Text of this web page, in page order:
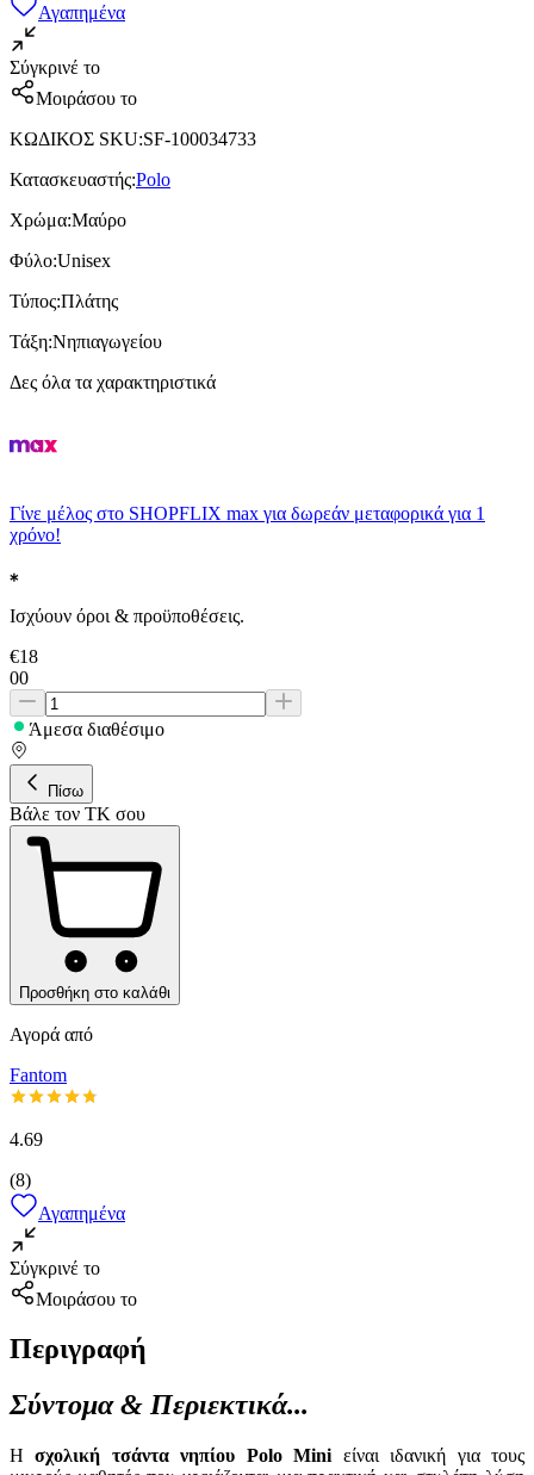
Αγαπημένα
Σύγκρινέ το
Μοιράσου το
ΚΩΔΙΚΟΣ SKU:SF-100034733
Κατασκευαστής:Polo
Χρώμα:Μαύρο
Φύλο:Unisex
Τύπος:Πλάτης
Τάξη:Νηπιαγωγείου
Δες όλα τα χαρακτηριστικά
Γίνε μέλος στο SHOPFLIX max για δωρεάν μεταφορικά για 1
χρόνο!
Ισχύουν όροι & προϋποθέσεις.
€18
00
Άμεσα διαθέσιμο
Πίσω
Βάλε τον ΤΚ σου
Προσθήκη στο καλάθι
Αγορά από
Fantom
4.69
(8)
Αγαπημένα
Σύγκρινέ το
Μοιράσου το
Περιγραφή
Σύντομα & Περιεκτικά...
Η σχολική τσάντα νηπίου Polo Mini είναι ιδανική για τους